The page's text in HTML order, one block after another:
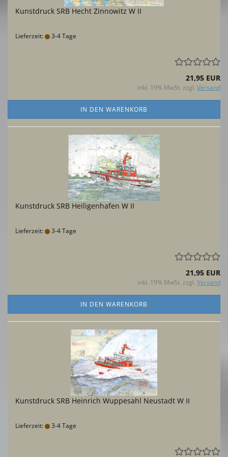
Kunstdruck SRB Hecht Zinnowitz W II
Lieferzeit: 3-4 Tage
21,95 EUR
inkl. 19% MwSt. zzgl. Versand
IN DEN WARENKORB
Kunstdruck SRB Heiligenhafen W II
Lieferzeit: 3-4 Tage
21,95 EUR
inkl. 19% MwSt. zzgl. Versand
IN DEN WARENKORB
Kunstdruck SRB Heinrich Wuppesahl Neustadt W II
Lieferzeit: 3-4 Tage